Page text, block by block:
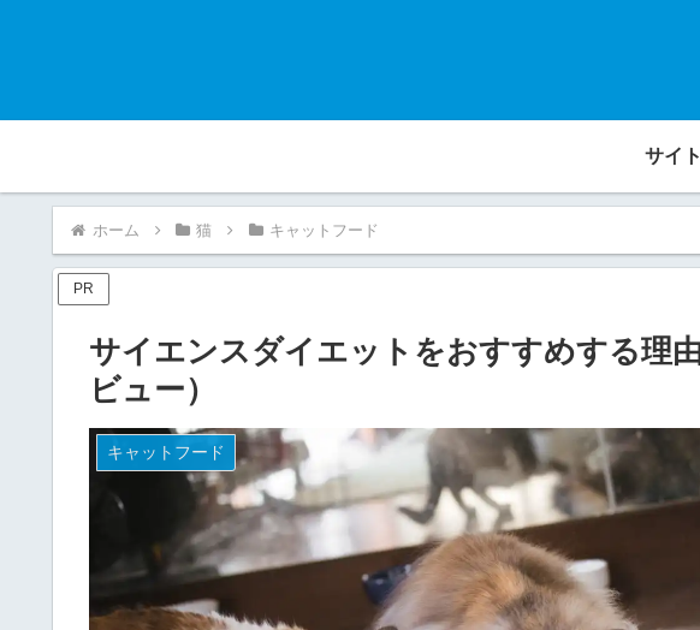
サイ
ホーム 猫 キャットフード
PR
サイエンスダイエットをおすすめする理
ビュー）
キャットフード